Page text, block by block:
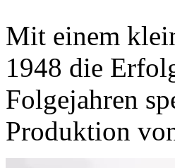
Mit einem
1948 die
Folgejahren
Produktion